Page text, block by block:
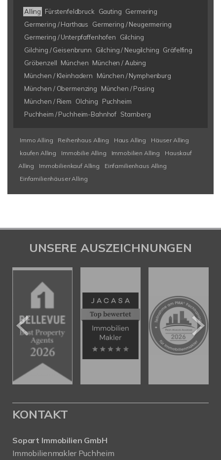
Alling Fürstenfeldbruck Gauting Germering
Germering / Harthaus
Germering / Neugermering
Germering / Unterpfaffenhofen
Gilching
Gilching / Geisenbrunn
Gilching / Neugilching Gräfelfing
Gröbenzell München München / Aubing
München / Kleinhadern
München / Nymphenburg
München / Obermenzing
München / Pasing
München / Riem
Olching
Puchheim
Puchheim / Puchheim-Bahnhof Starnberg
Immo Alling Reihenhaus Alling Haus Alling
Häuser Alling
kaufen Alling
Immobilie Alling Immobilien Alling
Hauskauf
Alling
Immobilienkauf Alling
Einfamilienhaus Alling
Einfamilienhäuser Alling
UNSERE AUSZEICHNUNGEN
KONTAKT
Sopart Immobilien GmbH
Immobilienmakler Puchheim